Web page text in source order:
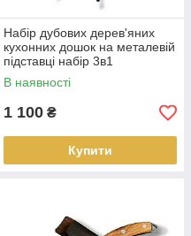
Набір дубових дерев'яних
кухонних дошок на металевій
підставці набір 3в1
В наявності
1 100 ₴
Купити